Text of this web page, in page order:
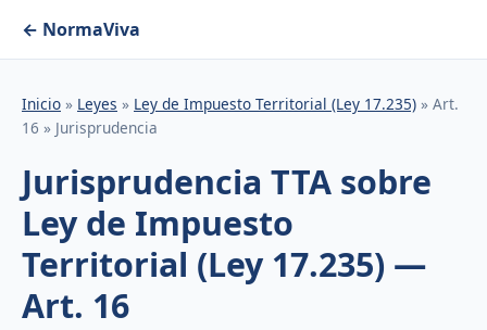
← NormaViva
Inicio » Leyes » Ley de Impuesto Territorial (Ley 17.235) » Art.
16 » Jurisprudencia
Jurisprudencia TTA sobre
Ley de Impuesto
Territorial (Ley 17.235) —
Art. 16